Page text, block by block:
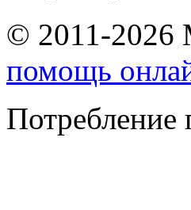
© 2011-2026
помощь